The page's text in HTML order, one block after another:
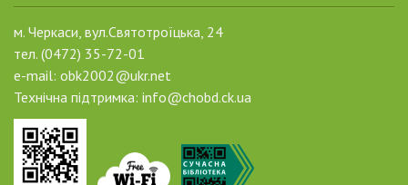
м. Черкаси, вул.Святотроїцька, 24
тел. (0472) 35-72-01
e-mail: obk2002@ukr.net
Технічна підтримка: info@chobd.ck.ua